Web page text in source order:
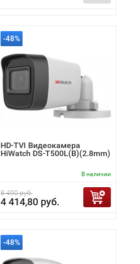
-48%
HD-TVI Видеокамера
HiWatch DS-T500L(B)(2.8mm)
В наличии
8 490 руб.
4 414,80 руб.
-48%